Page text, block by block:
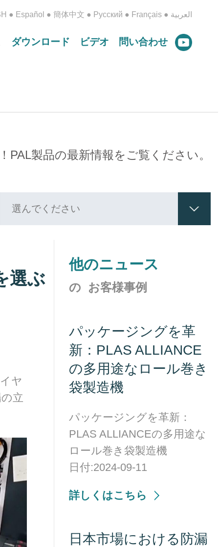
● Español ● 簡体中文 ● Русский ● Français ● العربية
ダウンロード ビデオ 問い合わせ
製品の最新情報をご覧ください。
選ぶ
ヤ
立
他のニュース
の お客様事例
パッケージングを革
新：PLAS ALLIANCE
の多用途なロール巻き
袋製造機
パッケージングを革新：
PLAS ALLIANCEの多用途な
ロール巻き袋製造機
日付:2024-09-11
詳しくはこちら
日本市場における防漏